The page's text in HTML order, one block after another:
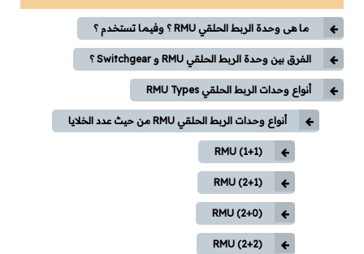
وقاية وإختبارات
طاقة شمسية
كورسات
ما هى وحدة الربط الحلقي RMU ؟ وفيما تستخدم ؟
الفرق بين وحدة الربط الحلقي RMU و Switchgear ؟
أنواع وحدات الربط الحلقي RMU Types
أنواع وحدات الربط الحلقي RMU من حيث عدد الخلايا
RMU (1+1)
RMU (2+1)
RMU (2+0)
RMU (2+2)